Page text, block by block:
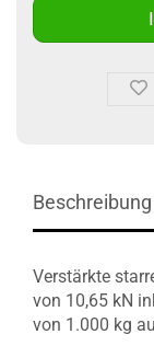
Beschreibung
Verstärkte
von 10,65 kN
von 1.000 kg